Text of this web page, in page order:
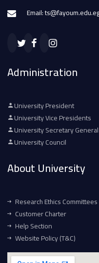
Email:
Administration
University President
University Vice Presidents
University Secretary General
University Council
About University
Research Ethics Committees
Customer Charter
Help Section
Website Policy (T&C)